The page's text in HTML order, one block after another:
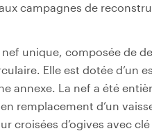
campagnes de
nef unique, composée de
Elle est dotée d’un
annexe. La nef a été
remplacement d’un
croisées d’ogives avec